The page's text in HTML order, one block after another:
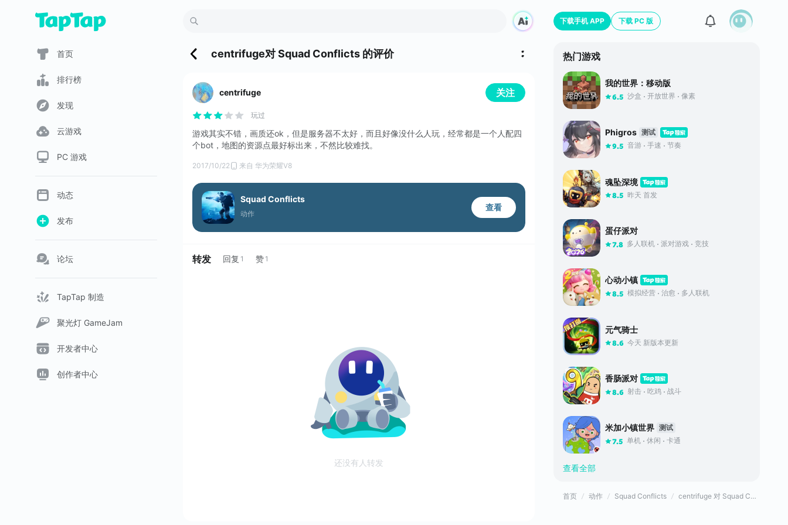
首页
排行榜
发现
云游戏
PC 游戏
动态
发布
论坛
TapTap 制造
聚光灯 GameJam
开发者中心
创作者中心
centrifuge对Squad Conflicts 的评价
centrifuge 关注
玩过
游戏其实不错，画质还ok，但是服务器不太好，而且好像没什么人玩，经常都是一个人配四
个bot，地图的资源点最好标出来，不然比较难找。
2017/10/22 来自 华为荣耀V8
Squad Conflicts
动作
查看
转发 回复 1 赞 1
还没有人转发
下载手机 APP 下载 PC 版
热门游戏
我的世界：移动版
6.5 沙盒 开放世界 像素
Phigros 测试
9.5 音游 手速 节奏
魂坠深境
8.5 昨天 首发
蛋仔派对
7.8 多人联机 派对游戏 竞技
心动小镇
8.5 模拟经营 治愈 多人联机
元气骑士
8.6 今天 新版本更新
香肠派对
8.6 射击 吃鸡 战斗
米加小镇世界 测试
7.5 单机 休闲 卡通
查看全部
首页 动作 Squad Conflicts centrifuge 对 Squad Conflicts的评价